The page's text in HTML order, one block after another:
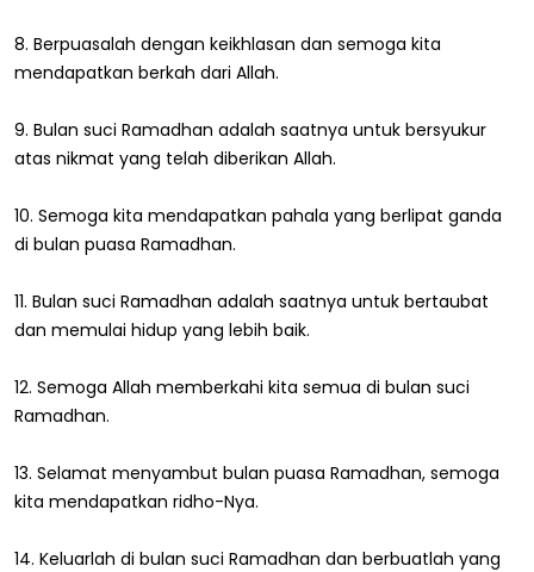
8. Berpuasalah dengan keikhlasan dan semoga kita
mendapatkan berkah dari Allah.
9. Bulan suci Ramadhan adalah saatnya untuk bersyukur
atas nikmat yang telah diberikan Allah.
10. Semoga kita mendapatkan pahala yang berlipat ganda
di bulan puasa Ramadhan.
11. Bulan suci Ramadhan adalah saatnya untuk bertaubat
dan memulai hidup yang lebih baik.
12. Semoga Allah memberkahi kita semua di bulan suci
Ramadhan.
13. Selamat menyambut bulan puasa Ramadhan, semoga
kita mendapatkan ridho-Nya.
14. Keluarlah di bulan suci Ramadhan dan berbuatlah yang